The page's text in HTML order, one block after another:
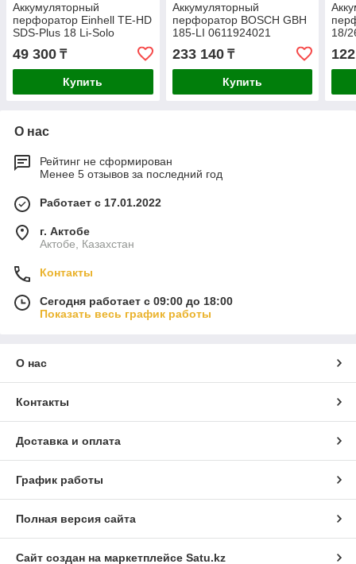
Аккумуляторный
перфоратор Einhell TE-HD
SDS-Plus 18 Li-Solo
49 300 ₸
Купить
Аккумуляторный
перфоратор BOSCH GBH
185-LI 0611924021
233 140₸
Купить
18/
О нас
Рейтинг не сформирован
Менее 5 отзывов за последний год
Работает с 17.01.2022
г. Актобе
Актобе, Казахстан
Контакты
Сегодня работает с 09:00 до 18:00
Показать весь график работы
О нас
Контакты
Доставка и оплата
График работы
Полная версия сайта
Сайт создан на маркетплейсе Satu.kz